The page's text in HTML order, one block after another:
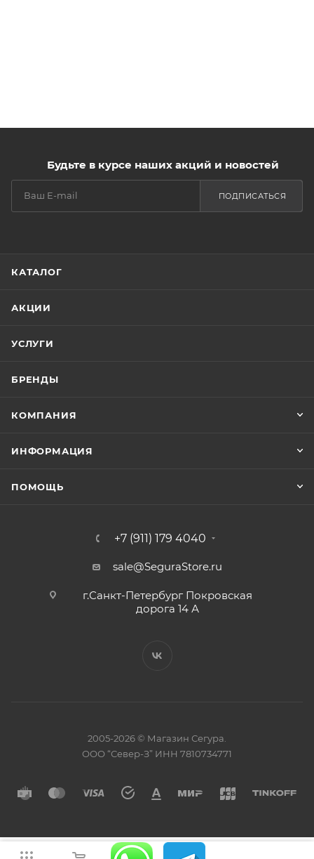
Будьте в курсе наших акций и новостей
ПОДПИСАТЬСЯ
КАТАЛОГ
АКЦИИ
УСЛУГИ
БРЕНДЫ
КОМПАНИЯ
ИНФОРМАЦИЯ
ПОМОЩЬ
+7 (911) 179 4040
sale@SeguraStore.ru
г.Санкт-Петербург Покровская
дорога 14 А
2005-2026 © Магазин Сегура.
ООО “Север-З” ИНН 7810734771